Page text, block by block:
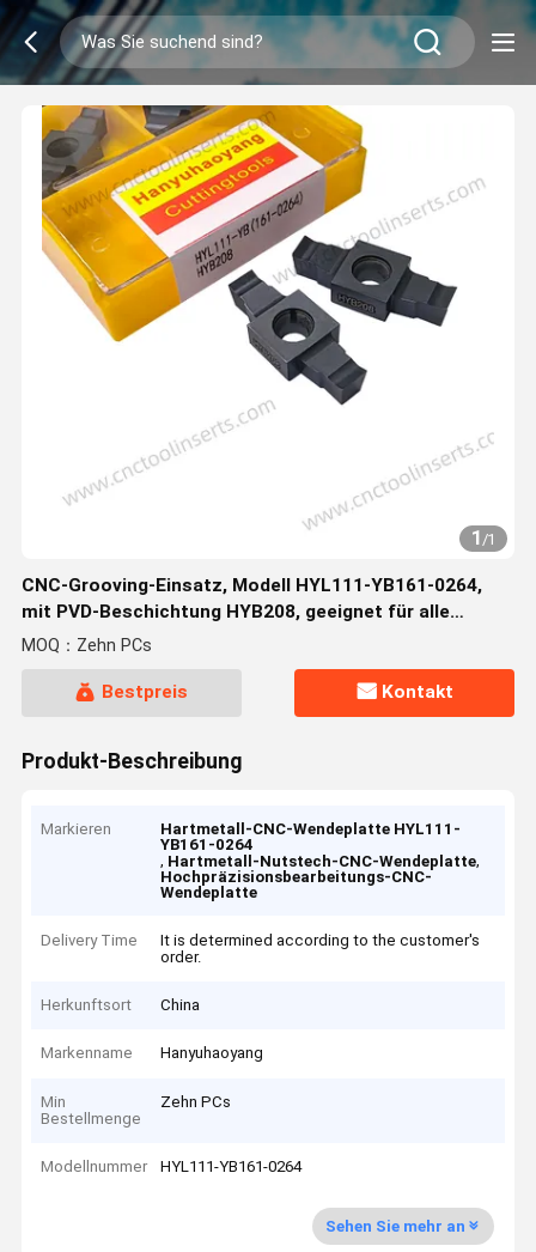
1/1
CNC-Grooving-Einsatz, Modell HYL111-YB161-0264,
mit PVD-Beschichtung HYB208, geeignet für alle
schwer zu bearbeitenden Materialien mit Ausnahme
von Hochtemperaturlegierungen
MOQ：Zehn PCs
Bestpreis Kontakt
Produkt-Beschreibung
Markieren
Hartmetall-CNC-Wendeplatte HYL111-
YB161-0264
, Hartmetall-Nutstech-CNC-Wendeplatte,
Hochpräzisionsbearbeitungs-CNC-
Wendeplatte
Delivery Time
It is determined according to the customer's
order.
Herkunftsort China
Markenname Hanyuhaoyang
Min
Bestellmenge
Zehn PCs
Modellnummer HYL111-YB161-0264
Sehen Sie mehr an